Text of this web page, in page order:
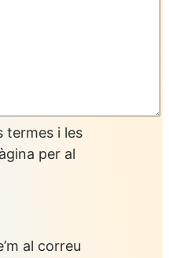
termes i les
per al
al correu